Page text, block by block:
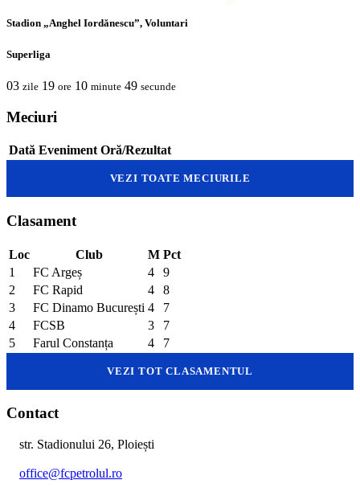
Stadion „Anghel Iordănescu”, Voluntari
Superliga
03 zile 19 ore 10 minute 49 secunde
Meciuri
Dată Eveniment Oră/Rezultat
VEZI TOATE MECIURILE
Clasament
Loc Club M Pct
1
FC Argeș 4
9
2
FC Rapid 4
8
3
FC Dinamo București 4
7
4
FCSB 3
7
5
Farul Constanța 4 7
VEZI TOT CLASAMENTUL
Contact
str. Stadionului 26, Ploiești
office@fcpetrolul.ro